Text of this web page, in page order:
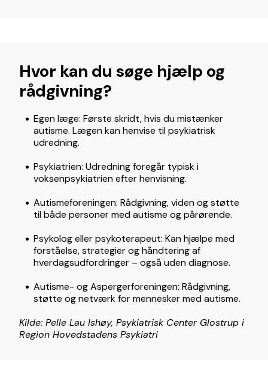
Hvor kan du søge hjælp og
rådgivning?
Egen læge: Første skridt, hvis du mistænker
autisme. Lægen kan henvise til psykiatrisk
udredning.
Psykiatrien: Udredning foregår typisk i
voksenpsykiatrien efter henvisning.
Autismeforeningen: Rådgivning, viden og støtte
til både personer med autisme og pårørende.
Psykolog eller psykoterapeut: Kan hjælpe med
forståelse, strategier og håndtering af
hverdagsudfordringer – også uden diagnose.
Autisme- og Aspergerforeningen: Rådgivning,
støtte og netværk for mennesker med autisme.
Kilde: Pelle Lau Ishøy, Psykiatrisk Center Glostrup i
Region Hovedstadens Psykiatri